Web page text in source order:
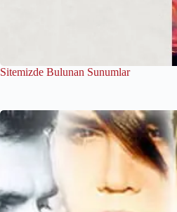
Sitemizde Bulunan Sunumlar